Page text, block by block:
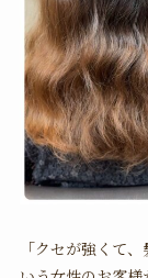
「クセが強くて